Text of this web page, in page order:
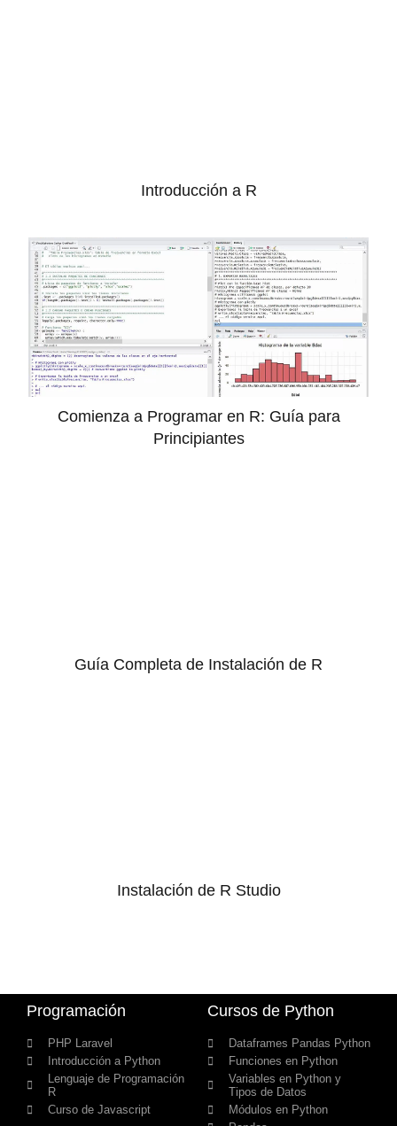
Introducción a R
Comienza a Programar en R: Guía para
Principiantes
Guía Completa de Instalación de R
Instalación de R Studio
Programación
PHP Laravel
Introducción a Python
Lenguaje de Programación
R
Curso de Javascript
Cursos de Python
Dataframes Pandas Python
Funciones en Python
Variables en Python y
Tipos de Datos
Módulos en Python